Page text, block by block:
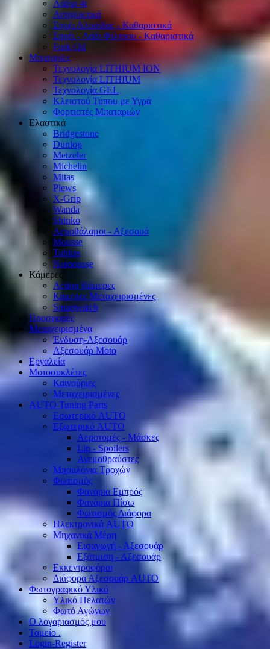
Λάδια 4t
Αντιψυκτικά
Σπρέι Αλυσίδας - Καθαριστικά
Σπρέι - Λάδι Φίλτρου - Καθαριστικά
Fork Oil
Μπαταρίες
Τεχνολογία LITHIUM ION
Τεχνολογία LITHIUM
Τεχνολογία GEL
Κλειστού Τύπου με Υγρά
Φορτιστές Μπαταριών
Ελαστικά
Bridgestone
Dunlop
Metzeler
Michelin
Mitas
Plews
X-Grip
Wanda
Shinko
Αεροθάλαμοι - Αξεσουά
Mousse
Tubliss
Nomousse
Κάμερες
Action Κάμερες
Κάμερες Μεταχειρισμένες
Smartwatch
Προσφορές
Μεταχειρισμένα
Ένδυση-Αξεσουάρ
Αξεσουάρ Μοto
Εργαλεία
Μοτοσυκλέτες
Καινούριες
Μεταχειρισμένες
AUTO Tuning Parts
Εσωτερικό AUTO
Εξωτερικό AUTO
Αεροτομές - Μάσκες
Lip - Spoilers
Ανεμοθραύστες
Μπουλόνια Τροχών
Φωτισμός
Φανάρια Εμπρός
Φανάρια Πίσω
Φωτισμός Διάφορα
Ηλεκτρονικά AUTO
Μηχανικά Μέρη
Εισαγωγή - Αξεσουάρ
Εξάτμιση - Αξεσουάρ
Εκκεντροφόροι
Διάφορα Αξεσουάρ AUTO
Φωτογραφικό Υλικό
Υλικό Πελατών
Φωτό Αγώνων
Ο λογαριασμός μου
Ταμείο .
Login-Register